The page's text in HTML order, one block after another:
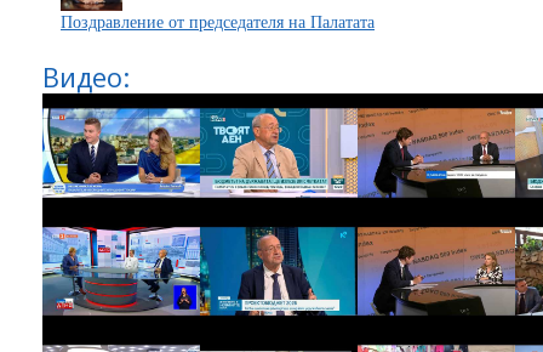
Поздравление от председателя на Палатата
Видео: